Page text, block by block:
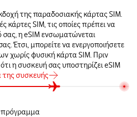
της παραδοσιακής κάρτας SIM.
κάρτες SIM, τις οποίες πρέπει να
σας, η eSIM ενσωματώνεται
Έτσι, μπορείτε να ενεργοποιήσετε
χωρίς φυσική κάρτα SIM. Πριν
η συσκευή σας υποστηρίζει eSIM
της συσκευής
πρόγραμμα